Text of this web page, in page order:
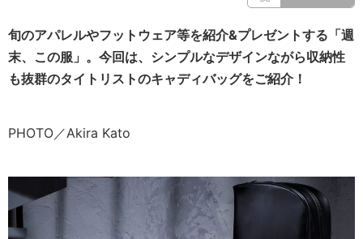
旬のアパレルやフットウェア等を紹介&プレゼントする「週
末、この服」。今回は、シンプルなデザインながら収納性
も抜群のタイトリストのキャディバッグをご紹介！
PHOTO／Akira Kato